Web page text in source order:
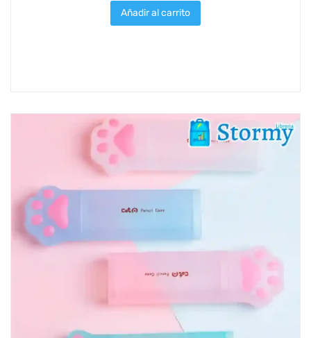
Añadir al carrito